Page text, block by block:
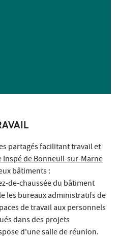
partagés facilitant travail et
Inspé de Bonneuil-sur-Marne
bâtiments :
de-chaussée du bâtiment
les bureaux administratifs de
de travail aux personnels
dans des projets
d'une salle de réunion.